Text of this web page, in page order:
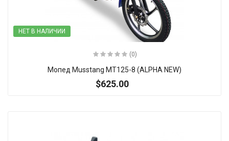
НЕТ В НАЛИЧИИ
(0)
Мопед Musstang MT125-8 (ALРHА NEW)
$625.00